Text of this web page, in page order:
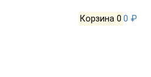
Корзина 0 0 ₽